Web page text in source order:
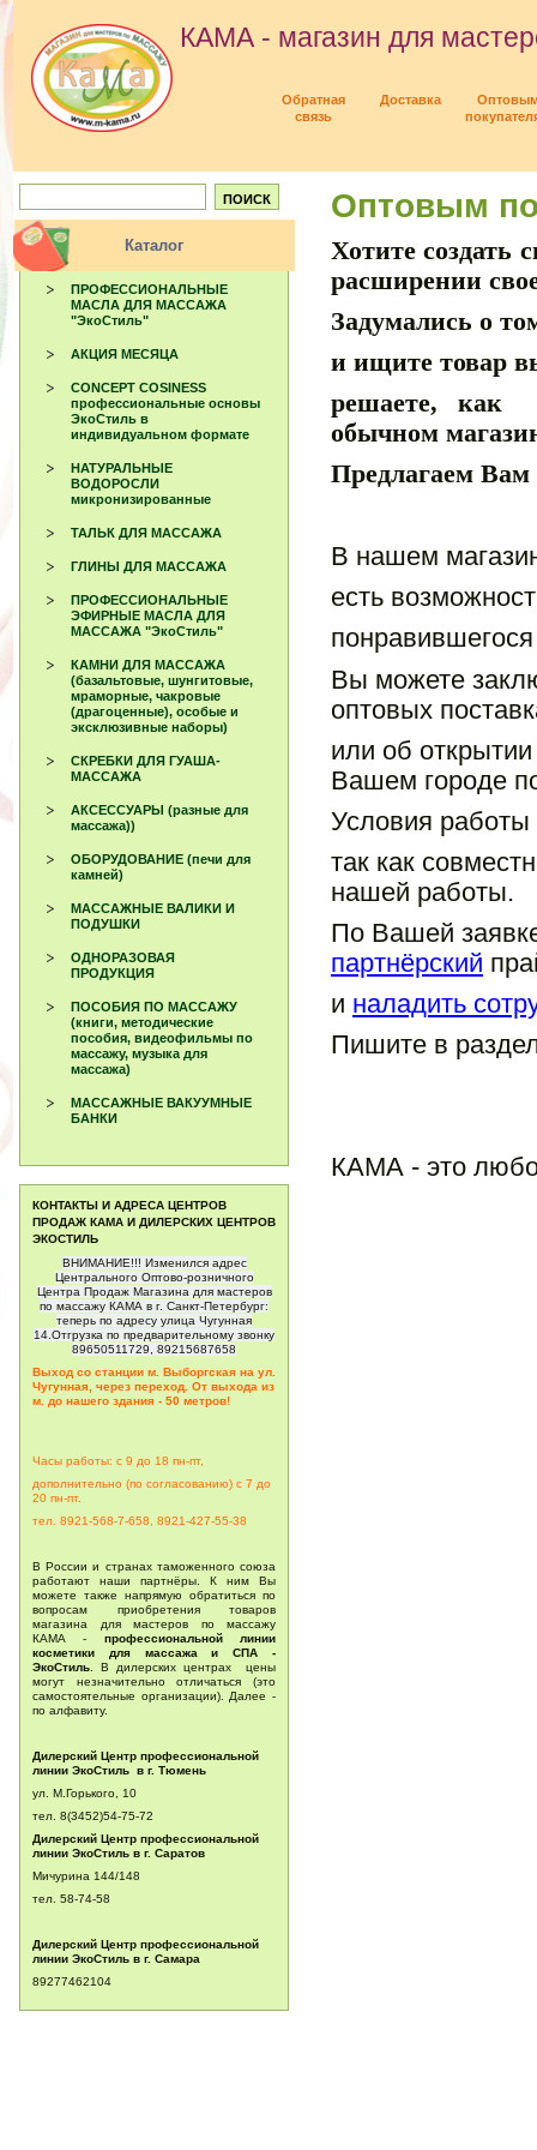
КАМА - магазин для
Обратная
связь
Доставка
Каталог
ПРОФЕССИОНАЛЬНЫЕ
МАСЛА ДЛЯ МАССАЖА
"ЭкоСтиль"
АКЦИЯ МЕСЯЦА
CONCEPT COSINESS
профессиональные основы
ЭкоСтиль в
индивидуальном формате
НАТУРАЛЬНЫЕ
ВОДОРОСЛИ
микронизированные
ТАЛЬК ДЛЯ МАССАЖА
ГЛИНЫ ДЛЯ МАССАЖА
ПРОФЕССИОНАЛЬНЫЕ
ЭФИРНЫЕ МАСЛА ДЛЯ
МАССАЖА "ЭкоСтиль"
КАМНИ ДЛЯ МАССАЖА
(базальтовые, шунгитовые,
мраморные, чакровые
(драгоценные), особые и
эксклюзивные наборы)
СКРЕБКИ ДЛЯ ГУАША-
МАССАЖА
АКСЕССУАРЫ (разные для
массажа))
ОБОРУДОВАНИЕ (печи для
камней)
МАССАЖНЫЕ ВАЛИКИ И
ПОДУШКИ
ОДНОРАЗОВАЯ
ПРОДУКЦИЯ
ПОСОБИЯ ПО МАССАЖУ
(книги, методические
пособия, видеофильмы по
массажу, музыка для
массажа)
МАССАЖНЫЕ ВАКУУМНЫЕ
БАНКИ
КОНТАКТЫ И АДРЕСА ЦЕНТРОВ
ПРОДАЖ КАМА И ДИЛЕРСКИХ ЦЕНТРОВ
ЭКОСТИЛЬ
ВНИМАНИЕ!!! Изменился адрес
Центрального Оптово-розничного
Центра Продаж Магазина для мастеров
по массажу КАМА в г. Санкт-Петербург:
теперь по адресу улица Чугунная
14.Отгрузка по предварительному звонку
89650511729, 89215687658
Выход со станции м. Выборгская на ул.
Чугунная, через переход. От выхода из
м. до нашего здания - 50 метров!
Часы работы: с 9 до 18 пн-пт,
дополнительно (по согласованию) с 7 до
20 пн-пт.
тел. 8921-568-7-658, 8921-427-55-38
В России и странах таможенного союза
работают наши партнёры. К ним Вы
можете также напрямую обратиться по
вопросам приобретения товаров
магазина для мастеров по массажу
КАМА - профессиональной линии
косметики для массажа и СПА -
ЭкоСтиль . В дилерских центрах цены
могут незначительно отличаться (это
самостоятельные организации). Далее -
по алфавиту.
Дилерский Центр профессиональной
линии ЭкоСтиль в г. Тюмень
ул. М.Горького, 10
тел. 8(3452)54-75-72
Дилерский Центр профессиональной
линии ЭкоСтиль в г. Саратов
Мичурина 144/148
тел. 58-74-58
Дилерский Центр профессиональной
линии ЭкоСтиль в г. Самара
89277462104
Оптовым
Хотите создать
расширении
Задумались о
и ищите товар
решаете, как
обычном
Предлагаем Вам
В нашем
есть
Вы можете
оптовых
или об
Вашем городе
Условия работы
так как
нашей работы.
По Вашей
партнёрский
и наладить
Пишите в
КАМА - это